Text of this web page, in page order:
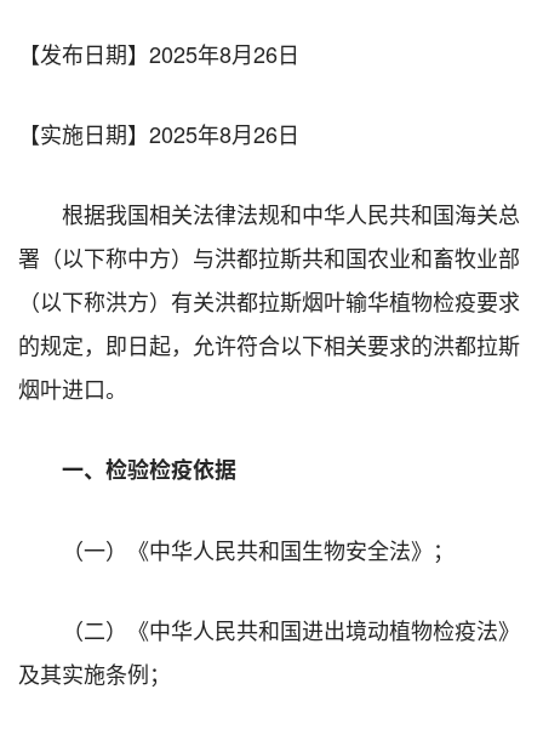
【发布日期】 2025年8月26日
【实施日期】 2025年8月26日
根据我国相关法律法规和中华人民共和国海关总
署（以下称中方）与洪都拉斯共和国农业和畜牧业部
（以下称洪方）有关洪都拉斯烟叶输华植物检疫要求
的规定，即日起，允许符合以下相关要求的洪都拉斯
烟叶进口。
一、检验检疫依据
（一）《中华人民共和国生物安全法》；
（二）《中华人民共和国进出境动植物检疫法》
及其实施条例；